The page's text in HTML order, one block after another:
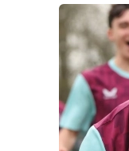
ঢাবির
আটক
দেশের